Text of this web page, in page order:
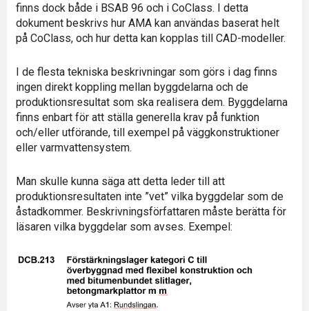
finns dock både i BSAB 96 och i CoClass. I detta
dokument beskrivs hur AMA kan användas baserat helt
på CoClass, och hur detta kan kopplas till CAD-modeller.
I de flesta tekniska beskrivningar som görs i dag finns
ingen direkt koppling mellan byggdelarna och de
produktionsresultat som ska realisera dem. Byggdelarna
finns enbart för att ställa generella krav på funktion
och/eller utförande, till exempel på väggkonstruktioner
eller varmvattensystem.
Man skulle kunna säga att detta leder till att
produktionsresultaten inte ”vet” vilka byggdelar som de
åstadkommer. Beskrivningsförfattaren måste berätta för
läsaren vilka byggdelar som avses. Exempel: